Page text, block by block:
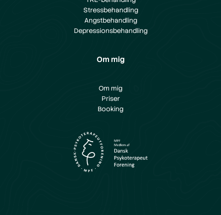
Stressbehandling
Angstbehandling
Depressionsbehandling
Om mig
Om mig
Priser
Booking